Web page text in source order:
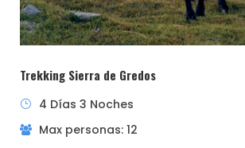
Tabacalera donde hay una
Móstoles, aparcamiento de la
Soto.
Trekking Sierra de Gredos
4 Días 3 Noches
Max personas: 12